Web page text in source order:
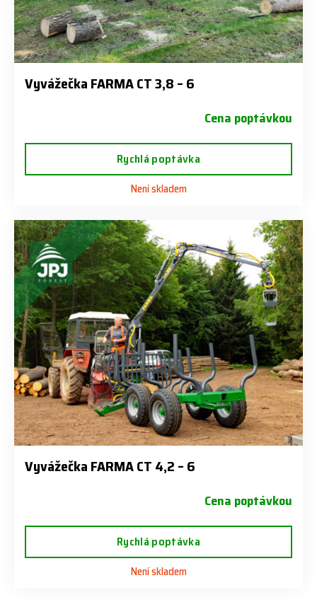
Vyvážečka FARMA CT 3,8 – 6
Cena poptávkou
Rychlá poptávka
Není skladem
Vyvážečka FARMA CT 4,2 – 6
Cena poptávkou
Rychlá poptávka
Není skladem